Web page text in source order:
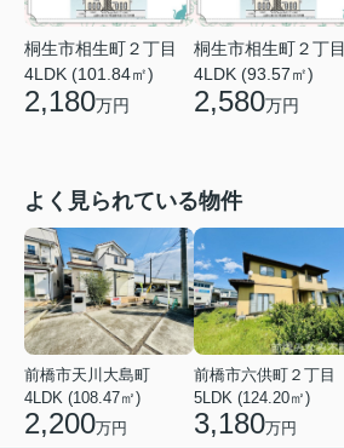
桐生市相生町２丁目
4LDK (101.84㎡)
2,180万円
桐生市相生町２丁目
4LDK (93.57㎡)
2,580万円
よく見られている物件
前橋市天川大島町
4LDK (108.47㎡)
2,200万円
前橋市六供町２丁目
5LDK (124.20㎡)
3,180万円